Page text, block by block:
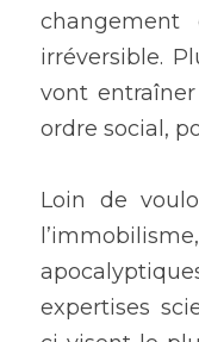
changement
irréversible.
vont
ordre social,
Loin de
expertises